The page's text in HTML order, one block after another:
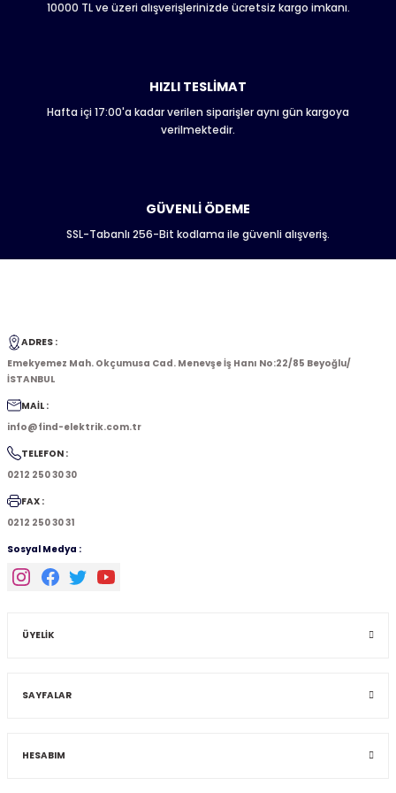
Bu ürüne benzer farklı alternatifler olmalı.
Gönder
10000 TL ve üzeri alışverişlerinizde ücretsiz kargo imkanı.
HIZLI TESLİMAT
Hafta içi 17:00'a kadar verilen siparişler aynı gün kargoya
verilmektedir.
GÜVENLİ ÖDEME
SSL-Tabanlı 256-Bit kodlama ile güvenli alışveriş.
ADRES :
Emekyemez Mah. Okçumusa Cad. Menevşe İş Hanı No:22/85 Beyoğlu/
İSTANBUL
MAİL :
info@find-elektrik.com.tr
TELEFON :
0212 250 30 30
FAX :
0212 250 30 31
Sosyal Medya :
ÜYELİK
SAYFALAR
HESABIM